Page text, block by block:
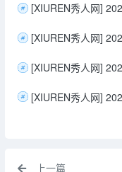
上一篇